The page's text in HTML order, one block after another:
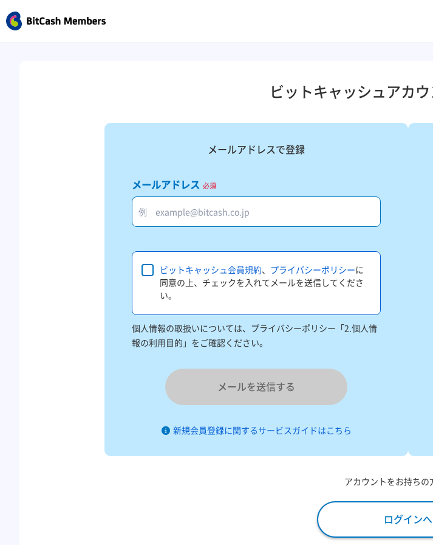
ビットキャッシュアカウ
メールアドレスで登録
メールアドレス 必須
ビットキャッシュ会員規約、 プライバシーポリシーに
同意の上、チェックを入れてメールを送信してくださ
い。
個人情報の取扱いについては、プライバシーポリシー「2.個人情
報の利用目的」をご確認ください。
メールを送信する
新規会員登録に関するサービスガイドはこちら
アカウントをお持ちの
ログインへ